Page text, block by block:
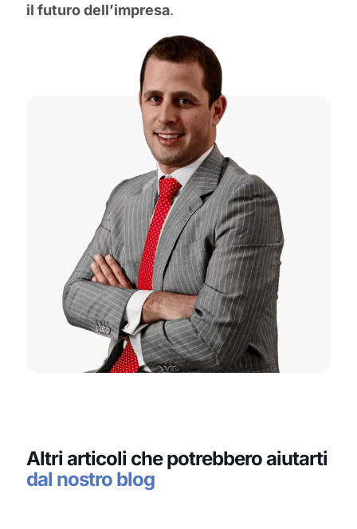
il futuro dell’impresa.
Altri articoli che potrebbero aiutarti
dal nostro blog